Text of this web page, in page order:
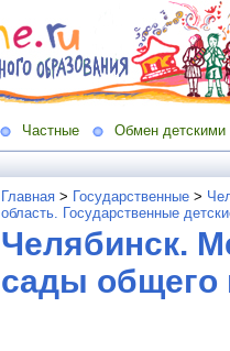
Частные Обмен детскими
Главная > Государственные >
область. Государственные
Челябинск.
сады общего